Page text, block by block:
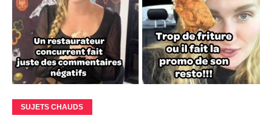
SUJETS CHAUDS